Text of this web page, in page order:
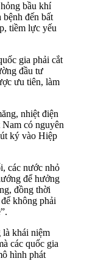
bầu khí
đến bất
tiềm lực yếu
gia phải cắt
đầu tư
ưu tiên, làm
nhiệt điện
có nguyên
ký vào Hiệp
các nước nhỏ
để hưởng
đồng thời
không phải
là khái niệm
các quốc gia
hình phát